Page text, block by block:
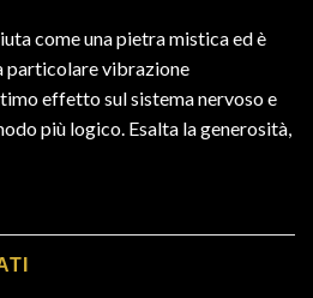
come una pietra mistica ed è
particolare vibrazione
effetto sul sistema nervoso e
più logico. Esalta la generosità,